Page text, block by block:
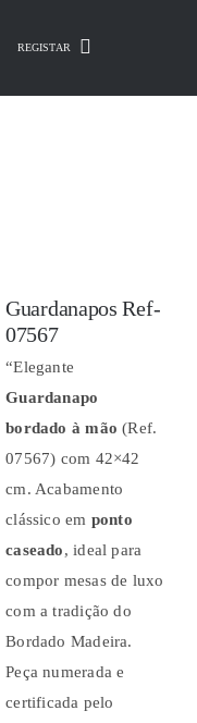
REGISTAR
Guardanapos Ref-
07567
“Elegante
Guardanapo
bordado à mão (Ref.
07567) com 42×42
cm. Acabamento
clássico em ponto
caseado, ideal para
compor mesas de luxo
com a tradição do
Bordado Madeira.
Peça numerada e
certificada pelo